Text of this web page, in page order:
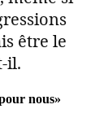
être le
il.
nous»